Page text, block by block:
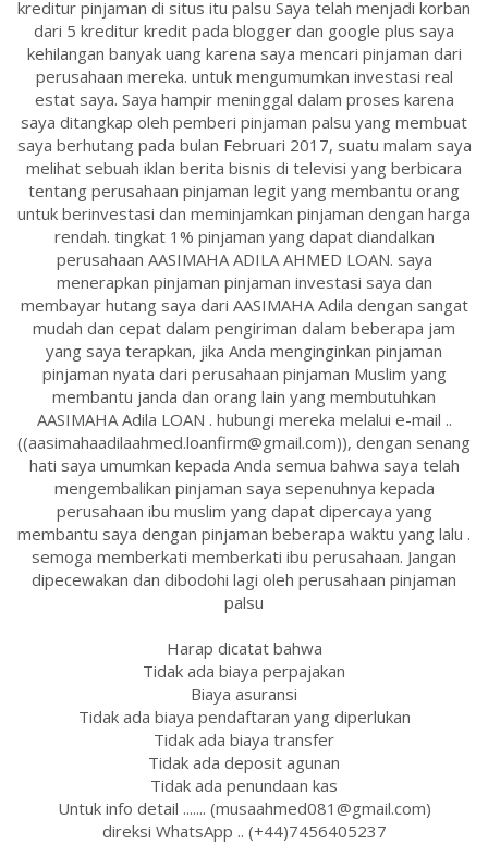
kreditur pinjaman di situs itu palsu Saya telah menjadi korban
dari 5 kreditur kredit pada blogger dan google plus saya
kehilangan banyak uang karena saya mencari pinjaman dari
perusahaan mereka. untuk mengumumkan investasi real
estat saya. Saya hampir meninggal dalam proses karena
saya ditangkap oleh pemberi pinjaman palsu yang membuat
saya berhutang pada bulan Februari 2017, suatu malam saya
melihat sebuah iklan berita bisnis di televisi yang berbicara
tentang perusahaan pinjaman legit yang membantu orang
untuk berinvestasi dan meminjamkan pinjaman dengan harga
rendah. tingkat 1% pinjaman yang dapat diandalkan
perusahaan AASIMAHA ADILA AHMED LOAN. saya
menerapkan pinjaman pinjaman investasi saya dan
membayar hutang saya dari AASIMAHA Adila dengan sangat
mudah dan cepat dalam pengiriman dalam beberapa jam
yang saya terapkan, jika Anda menginginkan pinjaman
pinjaman nyata dari perusahaan pinjaman Muslim yang
membantu janda dan orang lain yang membutuhkan
AASIMAHA Adila LOAN . hubungi mereka melalui e-mail ..
((aasimahaadilaahmed.loanfirm@gmail.com)), dengan senang
hati saya umumkan kepada Anda semua bahwa saya telah
mengembalikan pinjaman saya sepenuhnya kepada
perusahaan ibu muslim yang dapat dipercaya yang
membantu saya dengan pinjaman beberapa waktu yang lalu .
semoga memberkati memberkati ibu perusahaan. Jangan
dipecewakan dan dibodohi lagi oleh perusahaan pinjaman
palsu
Harap dicatat bahwa
Tidak ada biaya perpajakan
Biaya asuransi
Tidak ada biaya pendaftaran yang diperlukan
Tidak ada biaya transfer
Tidak ada deposit agunan
Tidak ada penundaan kas
Untuk info detail ....... (musaahmed081@gmail.com)
direksi WhatsApp .. (+44)7456405237